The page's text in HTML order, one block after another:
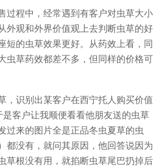
过程中，经常遇到有客户对虫草大小
外观和外界价值观上去判断虫草的好
短的虫草效果更好。从药效上看，同
虫草药效都差不多，但同样的价格可
，识别出某客户在西宁托人购买价值
客户让我顺便看看他朋友送的虫草
过来的图片全是正品冬虫夏草的虫
都没有，就问其原因，他回答说因为
草根没有用，就掐断虫草尾巴扔掉后